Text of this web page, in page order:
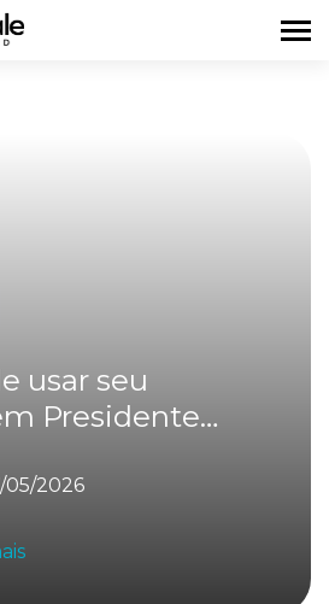
usar seu
Presidente
05/2026